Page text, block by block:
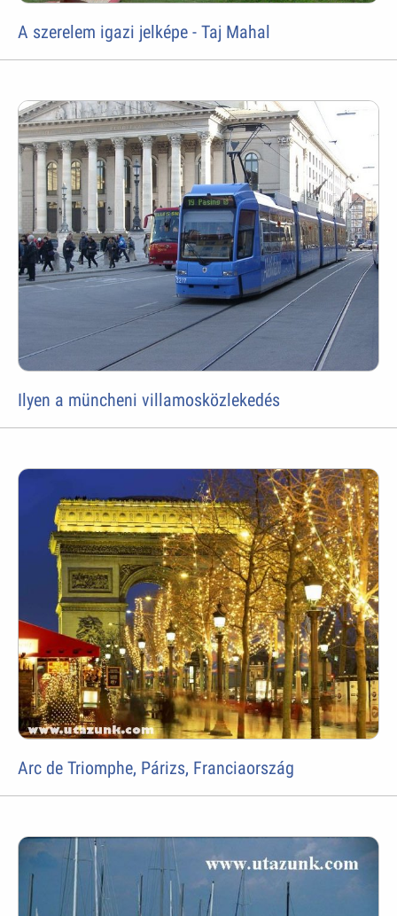
A szerelem igazi jelképe - Taj Mahal
Ilyen a müncheni villamosközlekedés
Arc de Triomphe, Párizs, Franciaország